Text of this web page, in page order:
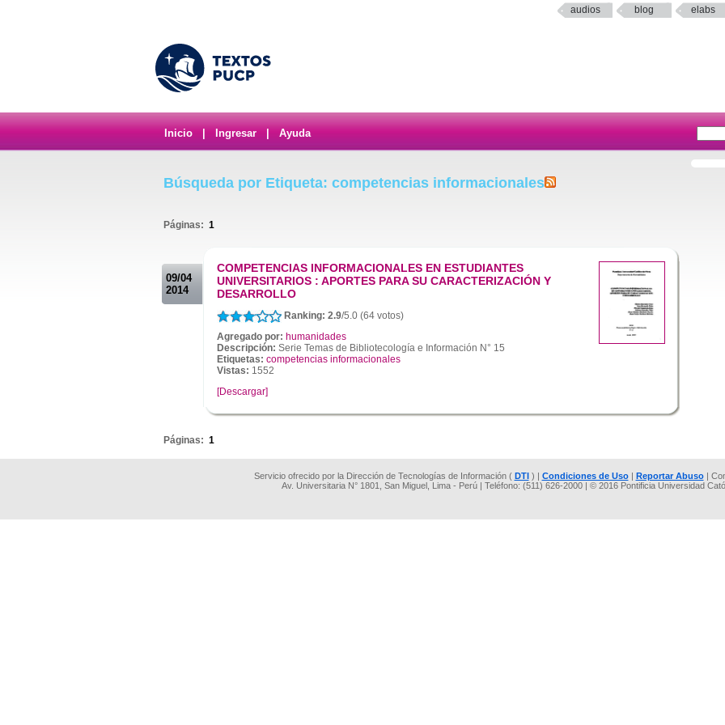
audios blog elabs
Inicio Ingresar Ayuda
Búsqueda por Etiqueta: competencias informacionales
Páginas: 1
09/04
2014
COMPETENCIAS INFORMACIONALES EN ESTUDIANTES
UNIVERSITARIOS : APORTES PARA SU CARACTERIZACIÓN Y
DESARROLLO
Ranking: 2.9/5.0 (64 votos)
Agregado por: humanidades
Descripción: Serie Temas de Bibliotecología e Información N° 15
Etiquetas: competencias informacionales
Vistas: 1552
[Descargar]
Páginas: 1
Servicio ofrecido por la Dirección de Tecnologías de Información ( DTI) | Condiciones de Uso| Reportar Abuso|
Av. Universitaria N° 1801, San Miguel, Lima - Perú | Teléfono: (511) 626-2000 | © 2016 Pontificia Universidad